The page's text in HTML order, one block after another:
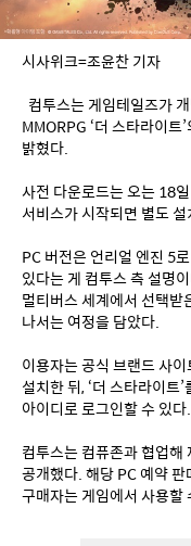
시사위크=조윤찬 기자
컴투스는 게임테일즈가
MMORPG ‘더 스타라이트
밝혔다.
사전 다운로드는 오는 18
서비스가 시작되면 별도
PC 버전은 언리얼 엔진 5
있다는 게 컴투스 측 설명
멀티버스 세계에서 선택받
나서는 여정을 담았다.
이용자는 공식 브랜드 사
설치한 뒤, ‘더 스타라이트
아이디로 로그인할 수 있다.
컴투스는 컴퓨존과 협업해
공개했다. 해당 PC 예약
구매자는 게임에서 사용할